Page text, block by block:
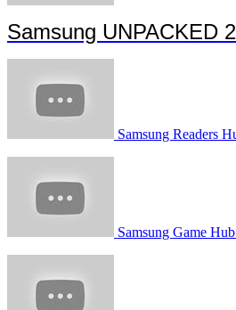
Samsung UNPACKED 2013
Samsung Readers
Samsung Game